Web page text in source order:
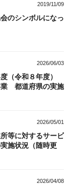
2019/11/09
のシンボルになっ
2026/06/03
度（令和８年度）
業 都道府県の実施
2026/05/01
等に対するサービ
施状況（随時更
2026/04/08